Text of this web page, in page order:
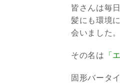
皆さんは毎
髪にも環境
会いました。
その名は 「
固形バータ